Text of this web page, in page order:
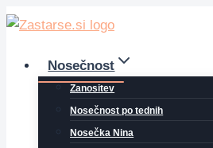
Skip
contentNosečnost
Zanositev
Nosečnost po tednih
Nosečka Nina